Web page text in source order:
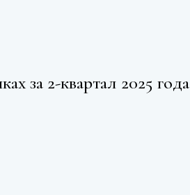
за 2-квартал 2025 года